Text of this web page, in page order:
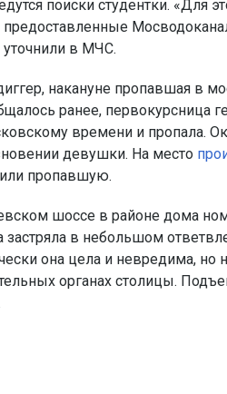
поиски студентки. «Для
предоставленные
в МЧС.
накануне пропавшая в
ранее, первокурсница
времени и пропала.
девушки. На место
пропавшую.
шоссе в районе дома
в небольшом
она цела и невредима, но
органах столицы.